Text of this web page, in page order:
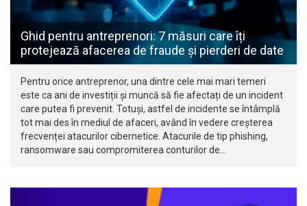
Ghid pentru antreprenori: 7 măsuri care îți
protejează afacerea de fraude și pierderi de date
Pentru orice antreprenor, una dintre cele mai mari temeri
este ca ani de investiții și muncă să fie afectați de un incident
care putea fi prevenit. Totuși, astfel de incidente se întâmplă
tot mai des în mediul de afaceri, având în vedere creșterea
frecvenței atacurilor cibernetice. Atacurile de tip phishing,
ransomware sau compromiterea conturilor de…